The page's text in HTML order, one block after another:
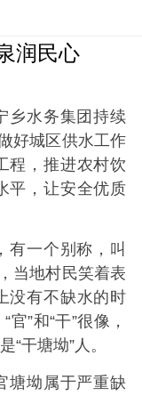
润民心
乡水务集团持续
好城区供水工作
程，推进农村饮
平，让安全优质
有一个别称，叫
当地村民笑着表
没有不缺水的时
”和“干”很像，
干塘坳”人。
塘坳属于严重缺